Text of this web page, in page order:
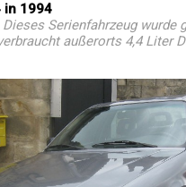
in 1994
Dieses Serienfahrzeug wurde
außerorts 4,4 Liter